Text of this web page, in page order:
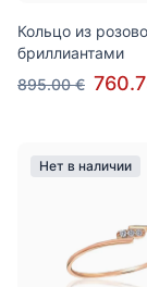
Кольцо из
бриллиантами
895.00 €
Нет в наличии